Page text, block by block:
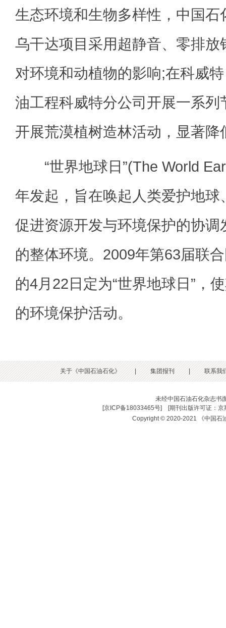
生态环境和生物多样性，中国石
乌干达项目采用超静音、零排放
对环境和动植物的影响;在科威
油工程科威特分公司开展一系列
开展荒漠植树造林活动，显著降
“世界地球日”(The World
年发起，旨在唤起人类爱护地球
促进资源开发与环境保护的协调
的整体环境。2009年第63届联
的4月22日定为“世界地球日”，
的环境保护活动。
关于《中国石油石化》 集团报刊 联系我
未经中国石油石化杂志书
[京ICP备18033465号] [期刊出版许可证：
Copyright © 2020-2021 《中国石